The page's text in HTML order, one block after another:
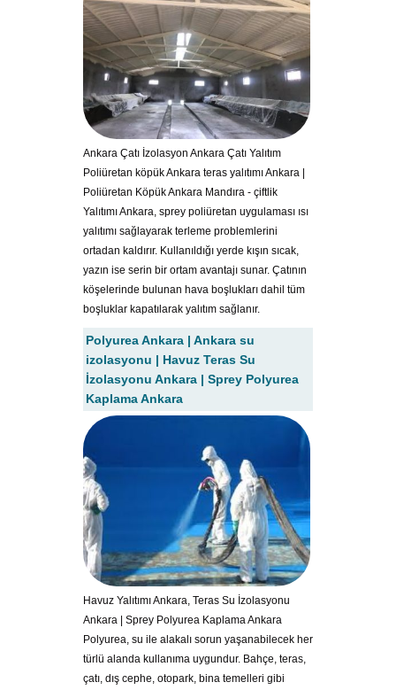
Ankara Çatı İzolasyon Ankara Çatı Yalıtım
Poliüretan köpük Ankara teras yalıtımı Ankara |
Poliüretan Köpük Ankara Mandıra - çiftlik
Yalıtımı Ankara, sprey poliüretan uygulaması ısı
yalıtımı sağlayarak terleme problemlerini
ortadan kaldırır. Kullanıldığı yerde kışın sıcak,
yazın ise serin bir ortam avantajı sunar. Çatının
köşelerinde bulunan hava boşlukları dahil tüm
boşluklar kapatılarak yalıtım sağlanır.
Polyurea Ankara | Ankara su
izolasyonu | Havuz Teras Su
İzolasyonu Ankara | Sprey Polyurea
Kaplama Ankara
Havuz Yalıtımı Ankara, Teras Su İzolasyonu
Ankara | Sprey Polyurea Kaplama Ankara
Polyurea, su ile alakalı sorun yaşanabilecek her
türlü alanda kullanıma uygundur. Bahçe, teras,
çatı, dış cephe, otopark, bina temelleri gibi